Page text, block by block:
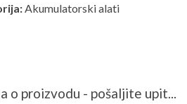
Akumulatorski alati
o proizvodu - pošaljite upit...